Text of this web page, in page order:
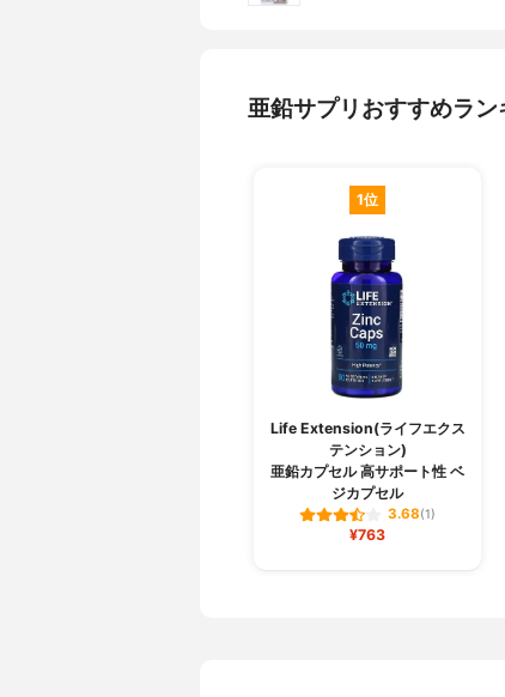
亜鉛サプリおすすめラン
1位
Life Extension(ライフエクス
テンション)
亜鉛カプセル 高サポート性 ベ
ジカプセル
3.68(1)
¥763